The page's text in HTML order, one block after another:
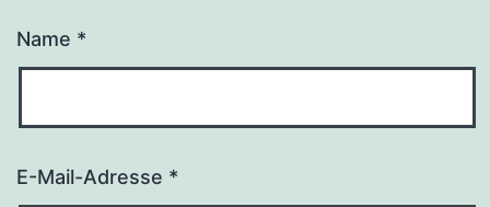
Name *
E-Mail-Adresse *